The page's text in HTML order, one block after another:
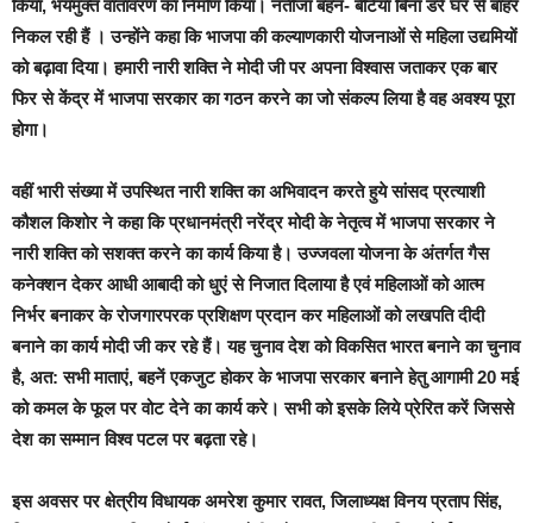
किया, भयमुक्त वातावरण का निर्माण किया। नतीजा बहन- बेटियां बिना डरे घर से बाहर
निकल रही हैं । उन्होंने कहा कि भाजपा की कल्याणकारी योजनाओं से महिला उद्यमियों
को बढ़ावा दिया। हमारी नारी शक्ति ने मोदी जी पर अपना विश्वास जताकर एक बार
फिर से केंद्र में भाजपा सरकार का गठन करने का जो संकल्प लिया है वह अवश्य पूरा
होगा।
वहीं भारी संख्या में उपस्थित नारी शक्ति का अभिवादन करते हुये सांसद प्रत्याशी
कौशल किशोर ने कहा कि प्रधानमंत्री नरेंद्र मोदी के नेतृत्व में भाजपा सरकार ने
नारी शक्ति को सशक्त करने का कार्य किया है। उज्जवला योजना के अंतर्गत गैस
कनेक्शन देकर आधी आबादी को धुएं से निजात दिलाया है एवं महिलाओं को आत्म
निर्भर बनाकर के रोजगारपरक प्रशिक्षण प्रदान कर महिलाओं को लखपति दीदी
बनाने का कार्य मोदी जी कर रहे हैं। यह चुनाव देश को विकसित भारत बनाने का चुनाव
है, अत: सभी माताएं, बहनें एकजुट होकर के भाजपा सरकार बनाने हेतु आगामी 20 मई
को कमल के फूल पर वोट देने का कार्य करे। सभी को इसके लिये प्रेरित करें जिससे
देश का सम्मान विश्व पटल पर बढ़ता रहे।
इस अवसर पर क्षेत्रीय विधायक अमरेश कुमार रावत, जिलाध्यक्ष विनय प्रताप सिंह,